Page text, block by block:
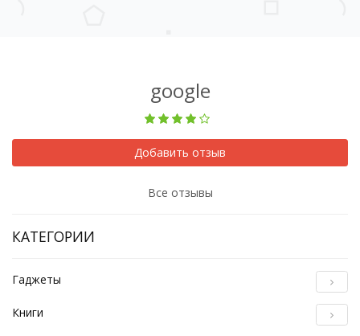
google
Добавить отзыв
Все отзывы
КАТЕГОРИИ
Гаджеты
Книги